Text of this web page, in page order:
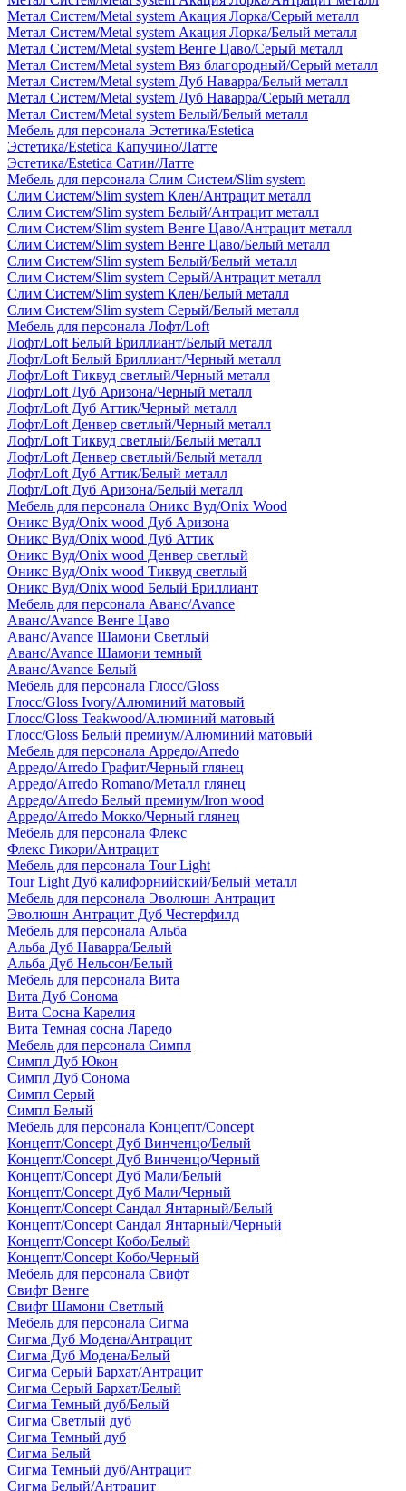
Метал Систем/Metal system Акация Лорка/Серый металл
Метал Систем/Metal system Акация Лорка/Белый металл
Метал Систем/Metal system Венге Цаво/Серый металл
Метал Систем/Metal system Вяз благородный/Серый металл
Метал Систем/Metal system Дуб Наварра/Белый металл
Метал Систем/Metal system Дуб Наварра/Серый металл
Метал Систем/Metal system Белый/Белый металл
Мебель для персонала Эстетика/Estetica
Эстетика/Estetica Капучино/Латте
Эстетика/Estetica Сатин/Латте
Мебель для персонала Слим Систем/Slim system
Слим Систем/Slim system Клен/Антрацит металл
Слим Систем/Slim system Белый/Антрацит металл
Слим Систем/Slim system Венге Цаво/Антрацит металл
Слим Систем/Slim system Венге Цаво/Белый металл
Слим Систем/Slim system Белый/Белый металл
Слим Систем/Slim system Серый/Антрацит металл
Слим Систем/Slim system Клен/Белый металл
Слим Систем/Slim system Серый/Белый металл
Мебель для персонала Лофт/Loft
Лофт/Loft Белый Бриллиант/Белый металл
Лофт/Loft Белый Бриллиант/Черный металл
Лофт/Loft Тиквуд светлый/Черный металл
Лофт/Loft Дуб Аризона/Черный металл
Лофт/Loft Дуб Аттик/Черный металл
Лофт/Loft Денвер светлый/Черный металл
Лофт/Loft Тиквуд светлый/Белый металл
Лофт/Loft Денвер светлый/Белый металл
Лофт/Loft Дуб Аттик/Белый металл
Лофт/Loft Дуб Аризона/Белый металл
Мебель для персонала Оникс Вуд/Onix Wood
Оникс Вуд/Onix wood Дуб Аризона
Оникс Вуд/Onix wood Дуб Аттик
Оникс Вуд/Onix wood Денвер светлый
Оникс Вуд/Onix wood Тиквуд светлый
Оникс Вуд/Onix wood Белый Бриллиант
Мебель для персонала Аванс/Avance
Аванс/Avance Венге Цаво
Аванс/Avance Шамони Светлый
Аванс/Avance Шамони темный
Аванс/Avance Белый
Мебель для персонала Глосс/Gloss
Глосс/Gloss Ivory/Алюминий матовый
Глосс/Gloss Teakwood/Алюминий матовый
Глосс/Gloss Белый премиум/Алюминий матовый
Мебель для персонала Арредо/Arredo
Арредо/Arredo Графит/Черный глянец
Арредо/Arredo Romano/Металл глянец
Арредо/Arredo Белый премиум/Iron wood
Арредо/Arredo Мокко/Черный глянец
Мебель для персонала Флекс
Флекс Гикори/Антрацит
Мебель для персонала Tour Light
Tour Light Дуб калифорнийский/Белый металл
Мебель для персонала Эволюшн Антрацит
Эволюшн Антрацит Дуб Честерфилд
Мебель для персонала Альба
Альба Дуб Наварра/Белый
Альба Дуб Нельсон/Белый
Мебель для персонала Вита
Вита Дуб Сонома
Вита Сосна Карелия
Вита Темная сосна Ларедо
Мебель для персонала Симпл
Симпл Дуб Юкон
Симпл Дуб Сонома
Симпл Серый
Симпл Белый
Мебель для персонала Концепт/Concept
Концепт/Concept Дуб Винченцо/Белый
Концепт/Concept Дуб Винченцо/Черный
Концепт/Concept Дуб Мали/Белый
Концепт/Concept Дуб Мали/Черный
Концепт/Concept Сандал Янтарный/Белый
Концепт/Concept Сандал Янтарный/Черный
Концепт/Concept Кобо/Белый
Концепт/Concept Кобо/Черный
Мебель для персонала Свифт
Свифт Венге
Свифт Шамони Светлый
Мебель для персонала Сигма
Сигма Дуб Модена/Антрацит
Сигма Дуб Модена/Белый
Сигма Серый Бархат/Антрацит
Сигма Серый Бархат/Белый
Сигма Темный дуб/Белый
Сигма Светлый дуб
Сигма Темный дуб
Сигма Белый
Сигма Темный дуб/Антрацит
Сигма Белый/Антрацит